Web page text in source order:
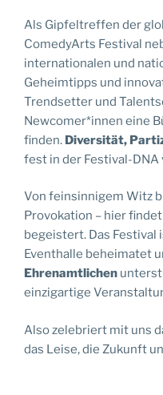
Als Gipfeltreffen der
ComedyArts Festival
internationalen und
Geheimtipps und
Trendsetter und
Newcomer*innen eine
finden. Diversität,
fest in der Festival-DNA
Von feinsinnigem Witz
Provokation – hier
begeistert. Das Festival
Eventhalle beheimatet
Ehrenamtlichen
einzigartige
Also zelebriert mit uns
das Leise, die Zukunft